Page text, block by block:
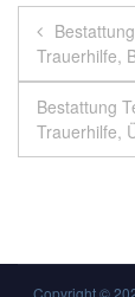
Trauerhilfe,
Bestattung
Trauerhilfe,
Copyright ©